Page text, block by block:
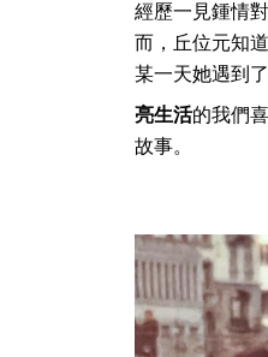
經歷一見鍾情
而，丘位元知
某一天她遇到
亮生活的我們
故事。